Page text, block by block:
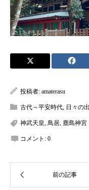
投稿者: amaterasu
古代～平安時代, 日々の
神武天皇, 鳥居, 鹿島神宮
コメント: 0